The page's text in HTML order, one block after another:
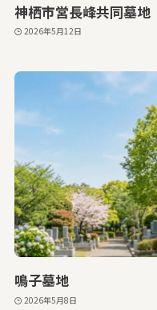
神栖市営長峰共同墓地
2026年5月12日
鳴子墓地
2026年5月8日